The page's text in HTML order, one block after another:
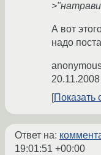
А вот
надо
Показать
Ответ на:
19:01:51 +00:00